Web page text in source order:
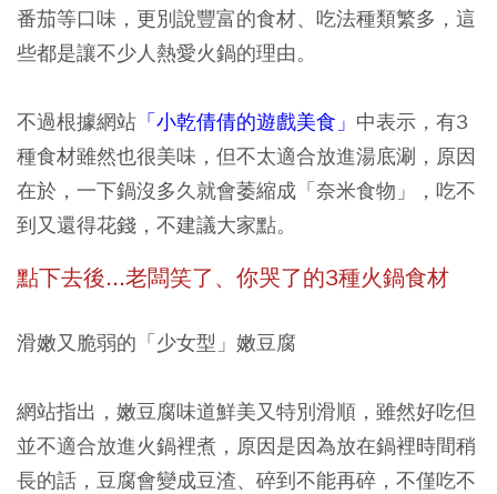
番茄等口味，更別說豐富的食材、吃法種類繁多，這
些都是讓不少人熱愛火鍋的理由。
不過根據網站 「小乾倩倩的遊戲美食」 中表示，有3
種食材雖然也很美味，但不太適合放進湯底涮，原因
在於，一下鍋沒多久就會萎縮成「奈米食物」，吃不
到又還得花錢，不建議大家點。
點下去後...老闆笑了、你哭了的3種火鍋食材
滑嫩又脆弱的「少女型」嫩豆腐
網站指出，嫩豆腐味道鮮美又特別滑順，雖然好吃但
並不適合放進火鍋裡煮，原因是因為放在鍋裡時間稍
長的話，豆腐會變成豆渣、碎到不能再碎，不僅吃不